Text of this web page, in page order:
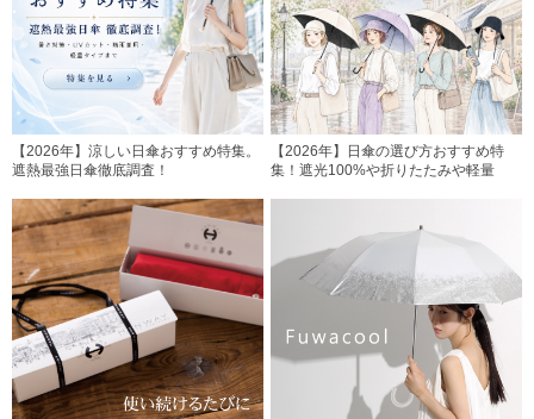
【2026年】涼しい日傘おすすめ特集。
遮熱最強日傘徹底調査！
【2026年】日傘の選び方おすすめ特
集！遮光100%や折りたたみや軽量